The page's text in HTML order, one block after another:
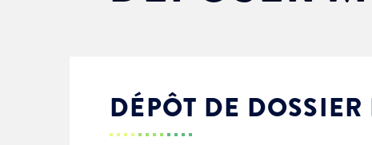
Enfance & jeunesse
Famille
Élus du conseil municipal
Ville bienveillante
DÉPÔT DE